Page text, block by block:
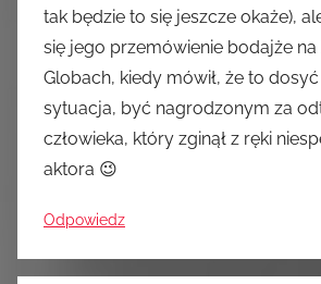
tak będzie to się jeszcze okaże),
się jego przemówienie bodajże na
Globach, kiedy mówił, że to
sytuacja, być nagrodzonym za
człowieka, który zginął z ręki
aktora 😉
Odpowiedz